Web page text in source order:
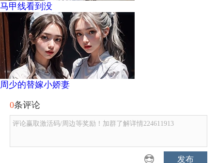
马甲线看到没
周少的替嫁小娇妻
0条评论
评论赢取激活码/周边等奖励！加群了解详情224611913
发布